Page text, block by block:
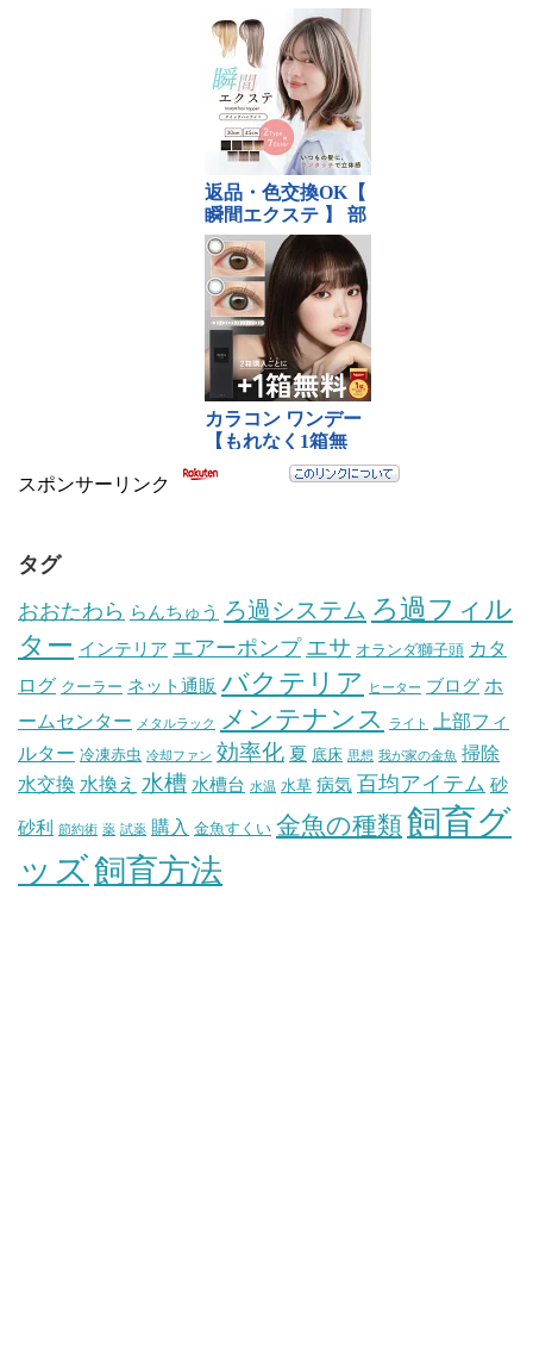
スポンサーリンク
タグ
おおたわら らんちゅう ろ過システム ろ過フィル
ター インテリア エアーポンプ エサ オランダ獅子頭 カタ
ログ クーラー ネット通販 バクテリア ヒーター ブログ ホ
ームセンター
メタルラック メンテナンス ライト
上部フィ
ルター 冷凍赤虫 冷却ファン 効率化 夏 底床 思想 我が家の金魚 掃除
水交換 水換え 水槽 水槽台 水温 水草 病気 百均アイテム 砂
砂利 節約術 薬 試薬 購入 金魚すくい 金魚の種類飼育グ
ッズ飼育方法